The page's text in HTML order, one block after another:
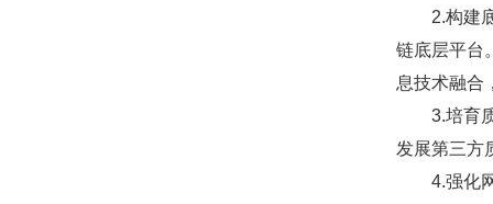
2.构建底
链底层平台
息技术融合
3.培育质
发展第三方
4.强化网